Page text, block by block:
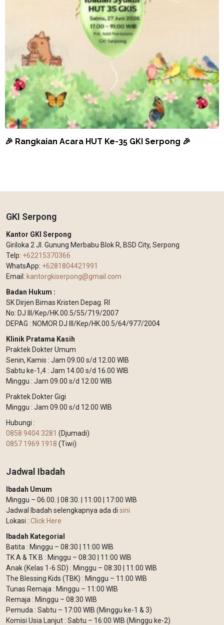
🎉 Rangkaian Acara HUT Ke-35 GKI Serpong 🎉
GKI Serpong
Kantor GKI Serpong
Giriloka 2 Jl. Gunung Merbabu Blok R, BSD City, Serpong
Telp: +62215370366
WhatsApp: +6281804421991
Email: kantorgkiserpong@gmail.com
Badan Hukum :
SK Dirjen Bimas Kristen Depag. RI
No: DJ III/Kep/HK.00.5/55/719/2007
DEPAG : NOMOR DJ III/Kep/HK.00.5/64/977/2004
Klinik Pratama Kasih
Praktek Dokter Umum
Senin, Kamis : Jam 09.00 s/d 12.00 WIB
Sabtu ke-1,4 : Jam 14.00 s/d 16.00 WIB
Minggu : Jam 09.00 s/d 12.00 WIB
Praktek Dokter Gigi
Minggu : Jam 09.00 s/d 12.00 WIB
Hubungi :
0858 9404 3281 (Djumadi)
0857 1969 1918 (Tiwi)
Jadwal Ibadah
Ibadah Umum
Minggu – 06.00. | 08:30. | 11:00 | 17:00 WIB
Jadwal Ibadah selengkapnya ada di sini
Lokasi : Click Here
Ibadah Kategorial
Batita : Minggu – 08:30 | 11:00 WIB
TK A & TK B : Minggu – 08:30 | 11:00 WIB
Anak (Kelas 1-6 SD) : Minggu – 08:30 | 11:00 WIB
The Blessing Kids (TBK) : Minggu – 11:00 WIB
Tunas Remaja : Minggu – 11:00 WIB
Remaja : Minggu – 08:30 WIB
Pemuda : Sabtu – 17:00 WIB (Minggu ke-1 & 3)
Komisi Usia Lanjut : Sabtu – 16:00 WIB (Minggu ke-2)